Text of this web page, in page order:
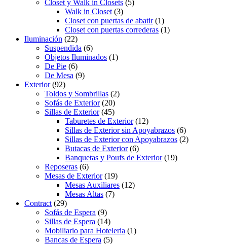
Closet y Walk in Closets (5)
Walk in Closet (3)
Closet con puertas de abatir(1)
Closet con puertas correderas (1)
Iluminación (22)
Suspendida (6)
Objetos Iluminados (1)
De Pie (6)
De Mesa (9)
Exterior(92)
Toldos y Sombrillas (2)
Sofás de Exterior(20)
Sillas de Exterior(45)
Taburetes de Exterior(12)
Sillas de Exterior sin Apoyabrazos (6)
Sillas de Exterior con Apoyabrazos (2)
Butacas de Exterior(6)
Banquetas y Poufs de Exterior(19)
Reposeras (6)
Mesas de Exterior(19)
Mesas Auxiliares (12)
Mesas Altas (7)
Contract (29)
Sofás de Espera (9)
Sillas de Espera (14)
Mobiliario para Hoteleria (1)
Bancas de Espera (5)